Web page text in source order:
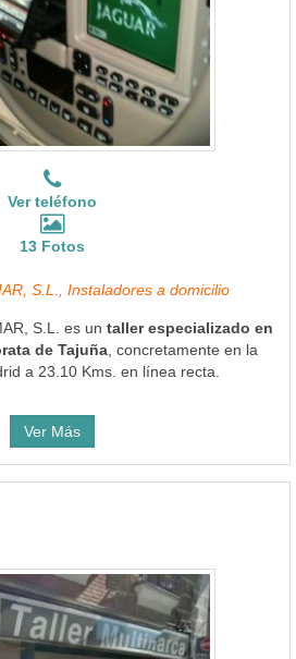
Ver teléfono
13 Fotos
S.L., Instaladores a domicilio
S.L. es un taller especializado en
de Tajuña , concretamente en la
a 23.10 Kms. en línea recta.
Ver Más